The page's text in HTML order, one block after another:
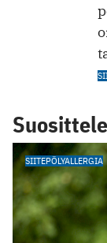
SIITEPÖLYALLERGIA